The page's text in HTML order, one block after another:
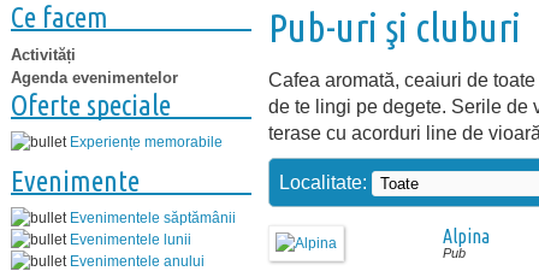
Ce facem
Activități
Agenda evenimentelor
Oferte speciale
Experiențe memorabile
Evenimente
Evenimentele săptămânii
Evenimentele lunii
Evenimentele anului
Pub-uri şi cluburi
Cafea aromată, ceaiuri de
de te lingi pe degete. Serile de
terase cu acorduri line de
Localitate:
Alpina
Pub